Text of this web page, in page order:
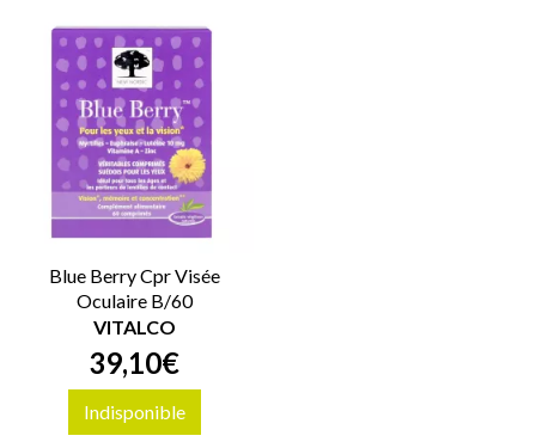
Blue Berry Cpr Visée
Oculaire B/60
VITALCO
39,10€
Indisponible